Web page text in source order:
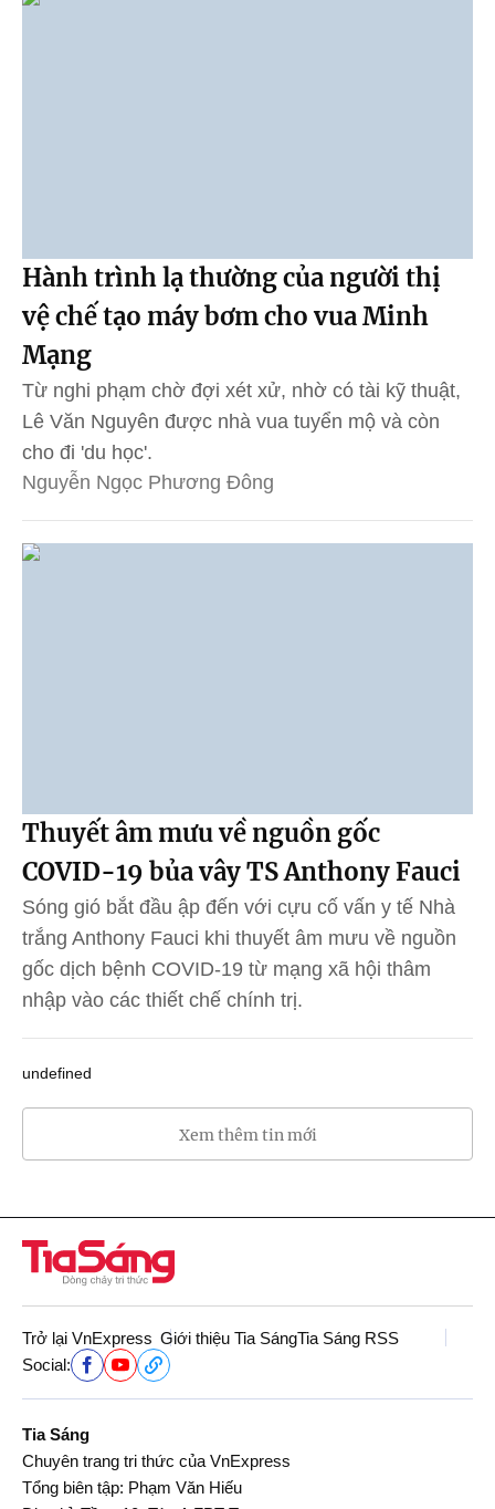
Hành trình lạ thường của người thị
vệ chế tạo máy bơm cho vua Minh
Mạng
Từ nghi phạm chờ đợi xét xử, nhờ có tài kỹ thuật,
Lê Văn Nguyên được nhà vua tuyển mộ và còn
cho đi 'du học'.
Nguyễn Ngọc Phương Đông
Thuyết âm mưu về nguồn gốc
COVID-19 bủa vây TS Anthony Fauci
Sóng gió bắt đầu ập đến với cựu cố vấn y tế Nhà
trắng Anthony Fauci khi thuyết âm mưu về nguồn
gốc dịch bệnh COVID-19 từ mạng xã hội thâm
nhập vào các thiết chế chính trị.
undefined
Xem thêm tin mới
Trở lại VnExpress Giới thiệu Tia SángTia Sáng RSS
Social:
Tia Sáng
Chuyên trang tri thức của VnExpress
Tổng biên tập: Phạm Văn Hiếu